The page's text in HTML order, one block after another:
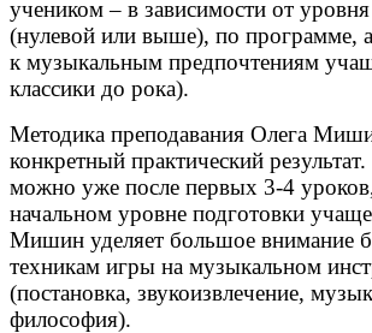
учеником – в зависимости от
(нулевой или выше), по программе,
к музыкальным предпочтениям
классики до рока).
Методика преподавания Олега
конкретный практический результат.
можно уже после первых 3-4
начальном уровне подготовки
Мишин уделяет большое внимание
техникам игры на музыкальном
(постановка, звукоизвлечение,
философия).